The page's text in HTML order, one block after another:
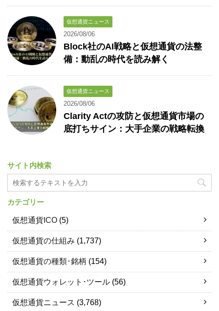
仮想通貨ニュース
2026/08/06
Block社のAI戦略と仮想通貨の法整
備：動乱の時代を読み解く
仮想通貨ニュース
2026/08/06
Clarity Actの攻防と仮想通貨市場の
底打ちサイン：大手企業の戦略転換
サイト内検索
カテゴリー
仮想通貨ICO (5)
仮想通貨の仕組み (1,737)
仮想通貨の種類･銘柄 (154)
仮想通貨ウォレット･ツール (56)
仮想通貨ニュース (3,768)